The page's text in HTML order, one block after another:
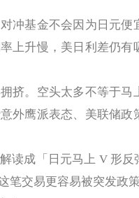
基金不会因为日元便
上升慢，美日利差仍有
。空头太多不等于马
外鹰派表态、美联储政
成「日元马上 V 形反
笔交易更容易被突发政策